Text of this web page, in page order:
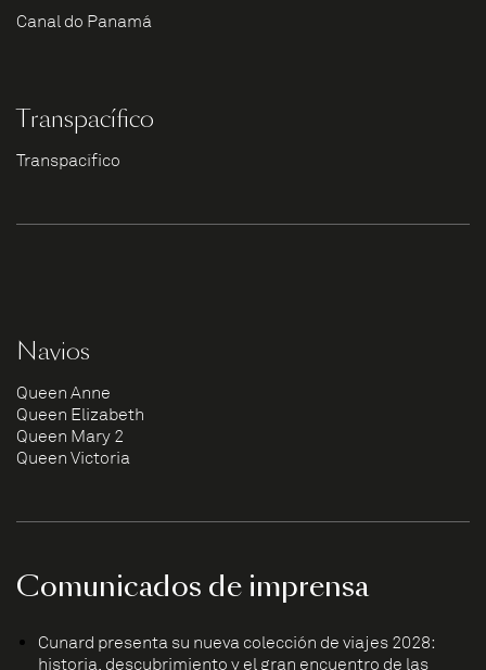
Canal do Panamá
Transpacífico
Transpacífico
Navios
Queen Anne
Queen Elizabeth
Queen Mary 2
Queen Victoria
Comunicados de imprensa
Cunard presenta su nueva colección de viajes 2028:
historia, descubrimiento y el gran encuentro de las